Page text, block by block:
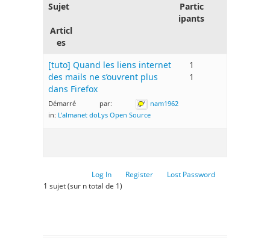
Sujet
Partic
ipants
Articl
es
[tuto] Quand les liens internet
des mails ne s’ouvrent plus
dans Firefox
Démarré par:
nam1962
in: L’almanet doLys Open Source
1
1
Log In Register
Lost Password
1 sujet (sur n total de 1)